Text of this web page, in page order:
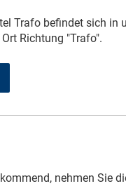
Trafo befindet sich in
Richtung "Trafo".
nehmen Sie